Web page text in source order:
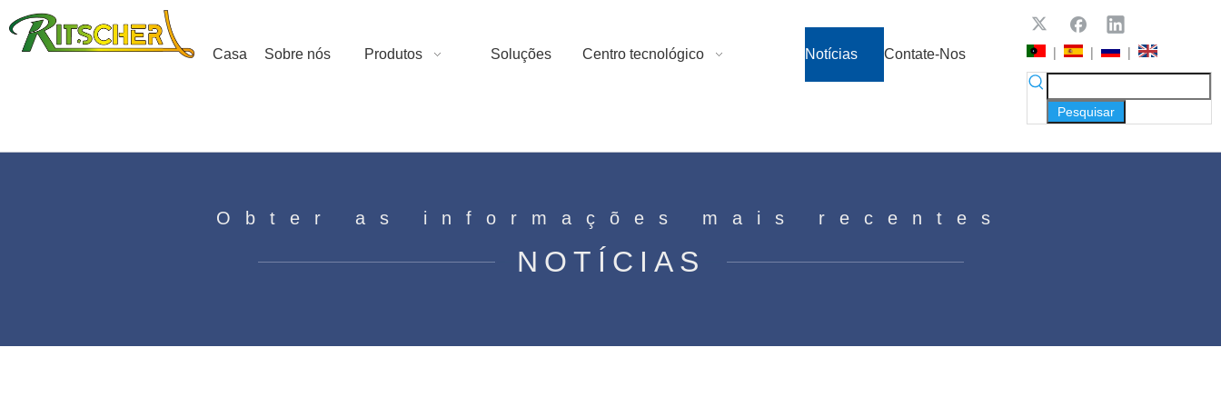
Casa Sobre nós Produtos Soluções Centro tecnológico Notícias Contate-Nos | | |
Pesquisar
Obter as informações mais recentes
NOTÍCIAS